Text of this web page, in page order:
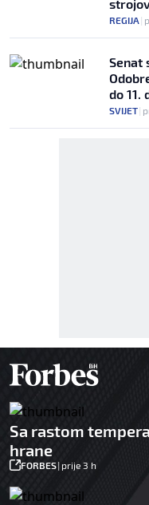
REGIJA|
Senat
do 11.
SVIJET|
Sa rastom
hrane
FORBES| prije 3 h